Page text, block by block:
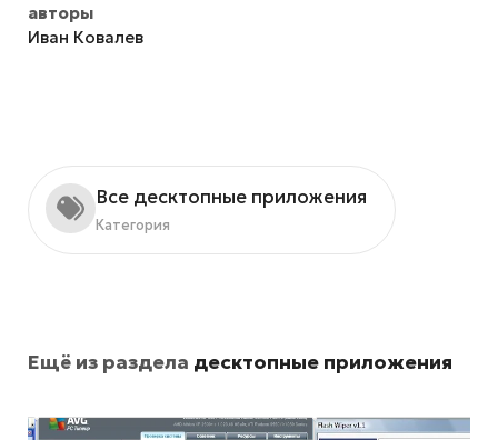
авторы
Иван Ковалев
Все десктопные приложения
Категория
Ещё из раздела десктопные приложения